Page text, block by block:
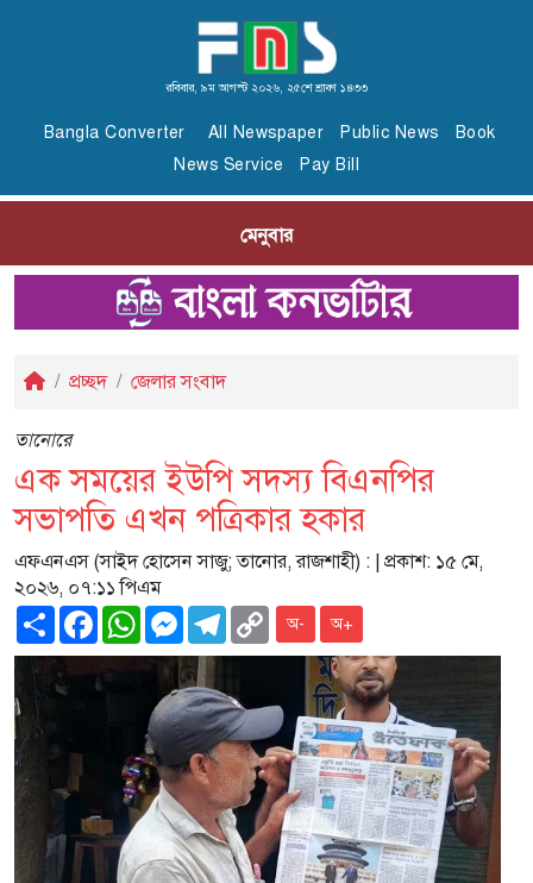
রবিবার, ৯ম আগস্ট ২০২৬, ২৫শে শ্রাবণ ১৪৩৩
Bangla Converter All Newspaper Public News
Book
News Service
Pay Bill
মেনুবার
প্রচ্ছদ জেলার সংবাদ
তানোরে
এক সময়ের ইউপি সদস্য বিএনপির
সভাপতি এখন পত্রিকার হকার
এফএনএস (সাইদ হোসেন সাজু; তানোর, রাজশাহী) : | প্রকাশ: ১৫ মে,
২০২৬, ০৭:১১ পিএম
ShareFacebookWhatsAppMessenger
Telegram
Copy
Link
অ- অ+